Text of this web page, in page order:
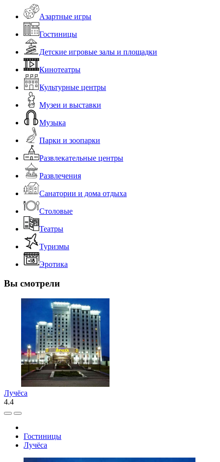
Азартные игры
Гостиницы
Детские игровые залы и площадки
Кинотеатры
Культурные центры
Музеи и выставки
Музыка
Парки и зоопарки
Развлекательные центры
Развлечения
Санатории и дома отдыха
Столовые
Театры
Туризмы
Эротика
Вы смотрели
Лучёса
4.4
Гостиницы
Лучёса